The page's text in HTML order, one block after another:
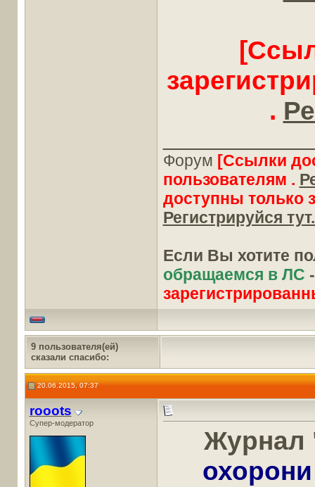
.
Форум [Ссылки
пользователям .
доступны только
Регистрируйся
Если Вы хотите
обращаемся в ЛС
9 пользователя(ей)
сказали cпасибо:
20.06.2015, 07:37
rooots
Супер-модератор
Журнал
охорони